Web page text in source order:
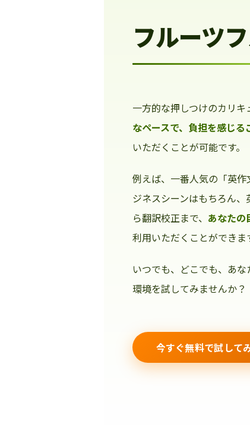
フルーツ
一方的な押しつけのカリキ
なペースで、負担を感じる
いただくことが可能です。
例えば、一番人気の「英
ジネスシーンはもちろん
ら翻訳校正まで、 あなたの
利用いただくことができま
いつでも、どこでも、あ
環境を試してみませんか？
今すぐ無料で試して